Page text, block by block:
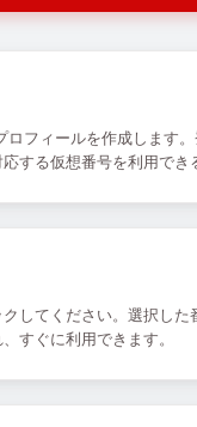
フィールを作成します
する仮想番号を利用でき
してください。選択した
すぐに利用できます。